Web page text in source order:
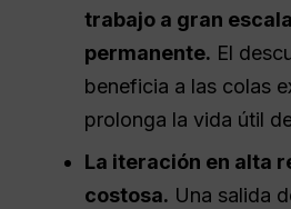
trabajo a gran
permanente. El
beneficia a las colas
prolonga la vida útil
La iteración en alta
costosa. Una salida